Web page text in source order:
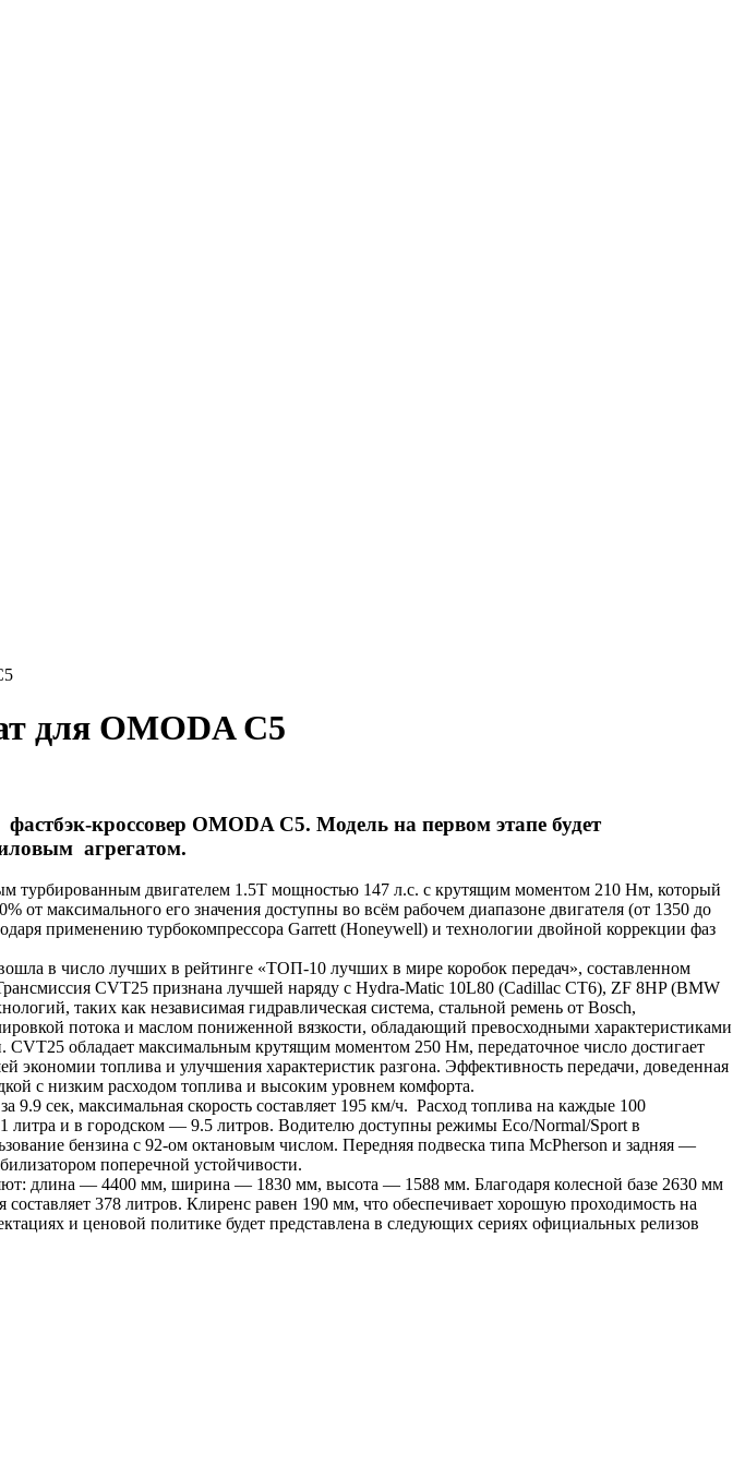
для OMODA C5
кроссовер OMODA C5. Модель на первом этапе будет
агрегатом.
турбированным двигателем 1.5T мощностью 147 л.с. с крутящим моментом 210 Нм, который
от максимального его значения доступны во всём рабочем диапазоне двигателя (от 1350 до
применению турбокомпрессора Garrett (Honeywell) и технологии двойной коррекции фаз
в число лучших в рейтинге «ТОП-10 лучших в мире коробок передач», составленном
CVT25 признана лучшей наряду с Hydra-Matic 10L80 (Cadillac CT6), ZF 8HP (BMW
таких как независимая гидравлическая система, стальной ремень от Bosch,
потока и маслом пониженной вязкости, обладающий превосходными характеристиками
обладает максимальным крутящим моментом 250 Нм, передаточное число достигает
топлива и улучшения характеристик разгона. Эффективность передачи, доведенная
с низким расходом топлива и высоким уровнем комфорта.
9.9 сек, максимальная скорость составляет 195 км/ч. Расход топлива на каждые 100
литра и в городском — 9.5 литров. Водителю доступны режимы Eco/Normal/Sport в
бензина с 92-ом октановым числом. Передняя подвеска типа McPherson и задняя —
поперечной устойчивости.
длина — 4400 мм, ширина — 1830 мм, высота — 1588 мм. Благодаря колесной базе 2630 мм
378 литров. Клиренс равен 190 мм, что обеспечивает хорошую проходимость на
и ценовой политике будет представлена в следующих сериях официальных релизов